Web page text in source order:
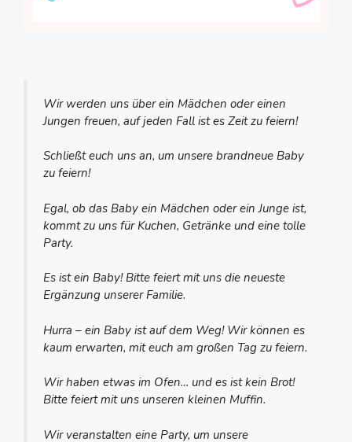
Wir werden uns über ein Mädchen oder einen
Jungen freuen, auf jeden Fall ist es Zeit zu feiern!
Schließt euch uns an, um unsere brandneue Baby
zu feiern!
Egal, ob das Baby ein Mädchen oder ein Junge ist,
kommt zu uns für Kuchen, Getränke und eine tolle
Party.
Es ist ein Baby! Bitte feiert mit uns die neueste
Ergänzung unserer Familie.
Hurra – ein Baby ist auf dem Weg! Wir können es
kaum erwarten, mit euch am großen Tag zu feiern.
Wir haben etwas im Ofen… und es ist kein Brot!
Bitte feiert mit uns unseren kleinen Muffin.
Wir veranstalten eine Party, um unsere